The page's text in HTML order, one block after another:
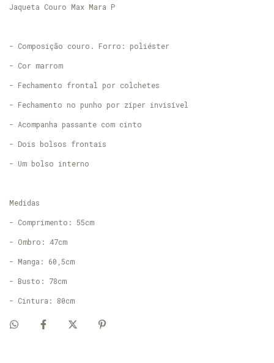
Jaqueta Couro Max Mara P
- Composição couro. Forro: poliéster
- Cor marrom
- Fechamento frontal por colchetes
- Fechamento no punho por zíper invisível
- Acompanha passante com cinto
- Dois bolsos frontais
- Um bolso interno
Medidas
- Comprimento: 55cm
- Ombro: 47cm
- Manga: 60,5cm
- Busto: 78cm
- Cintura: 80cm